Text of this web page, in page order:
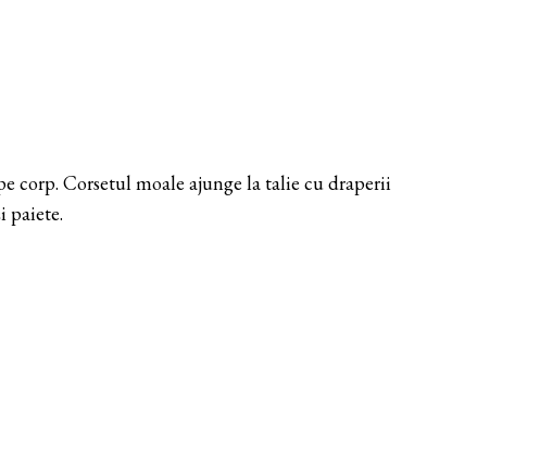
corp. Corsetul moale ajunge la talie cu draperii
paiete.